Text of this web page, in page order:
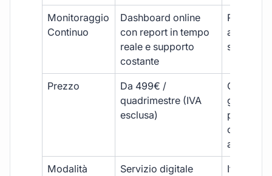
Monitoraggio
Continuo
Dashboard online
con report in tempo
reale e supporto
costante
Report
sporadici
Prezzo
Da 499€ /
quadrimestre (IVA
esclusa)
Costi
più
ogni
Modalità
Servizio digitale
Iter